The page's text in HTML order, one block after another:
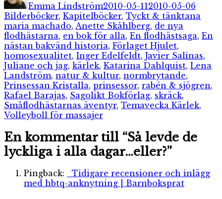
Emma Lindström2010-05-11 2010-05-06
Bilderböcker, Kapitelböcker, Tyckt & tänktEtiketter
ana
maria machado, Anette Skåhlberg, de nya
flodhästarna, en bok för alla, En flodhästsaga, En
nästan bakvänd historia, Förlaget Hjulet,
homosexualitet, Inger Edelfeldt, Javier Salinas,
Juliane och jag, kärlek, Katarina Dahlquist, Lena
Landström, natur & kultur, normbrytande,
Prinsessan Kristalla, prinsessor, rabén & sjögren,
Rafael Barajas, Sagolikt Bokförlag, skräck,
Småflodhästarnas äventyr, Temavecka Kärlek,
Volleyboll för massajer
En kommentar till “Så levde de
lyckliga i alla dagar…eller?”
Pingback:
Tidigare recensioner och inlägg
med hbtq-anknytning | Barnboksprat